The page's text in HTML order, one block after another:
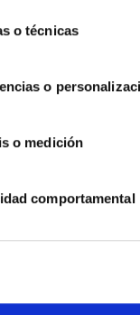
o técnicas
o
o medición
comportamental
más